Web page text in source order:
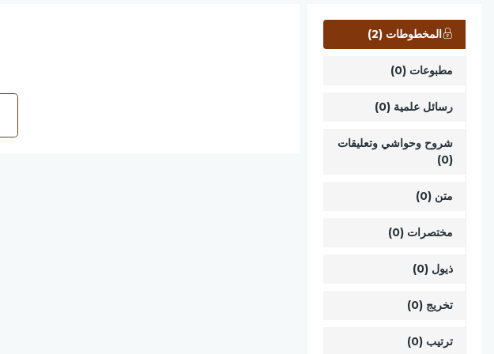
المخطوطات (2)
مطبوعات (0)
رسائل علمية (0)
شروح وحواشي وتعليقات
(0)
متن (0)
مختصرات (0)
ذيول (0)
تخريج (0)
ترتيب (0)